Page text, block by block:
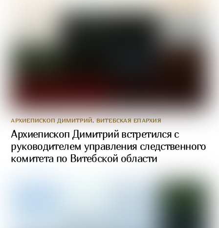
АРХИЕПИСКОП ДИМИТРИЙ,ВИТЕБСКАЯ ЕПАРХИЯ
Архиепископ Димитрий встретился с
руководителем управления следственного
комитета по Витебской области